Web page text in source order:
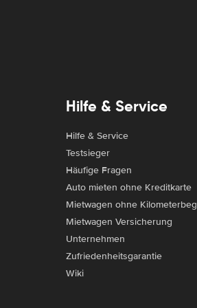
Hilfe & Service
Hilfe & Service
Testsieger
Häufige Fragen
Auto mieten ohne Kreditkarte
Mietwagen ohne
Mietwagen Versicherung
Unternehmen
Zufriedenheitsgarantie
Wiki